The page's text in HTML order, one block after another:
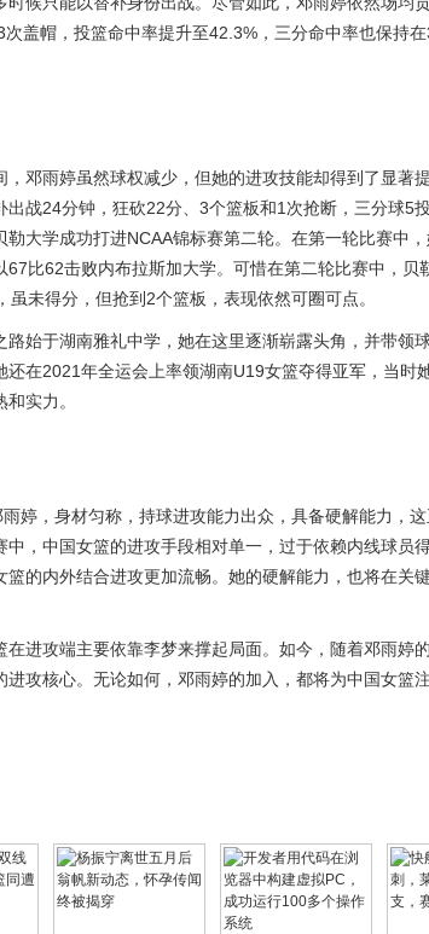
盖帽，投篮命中率提升至42.3%，三分命中率也保持
，邓雨婷虽然球权减少，但她的进攻技能却得到了显著
出战24分钟，狂砍22分、3个篮板和1次抢断，三分球5
勒大学成功打进NCAA锦标赛第二轮。在第一轮比赛中
67比62击败内布拉斯加大学。可惜在第二轮比赛中，
虽未得分，但抢到2个篮板，表现依然可圈可点。
路始于湖南雅礼中学，她在这里逐渐崭露头角，并带领
还在2021年全运会上率领湖南U19女篮夺得亚军，当时
实力。
婷，身材匀称，持球进攻能力出众，具备硬解能力，
中，中国女篮的进攻手段相对单一，过于依赖内线球员
篮的内外结合进攻更加流畅。她的硬解能力，也将在关
在进攻端主要依靠李梦来撑起局面。如今，随着邓雨婷
进攻核心。无论如何，邓雨婷的加入，都将为中国女篮